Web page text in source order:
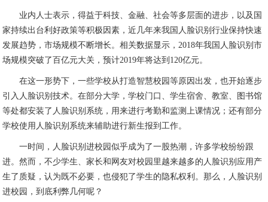
业内人士表示，得益于科技、金融、社会等多层面的进步，以及国
家持续出台利好政策等积极因素，近几年来我国人脸识别行业保持快速
发展趋势，市场规模不断增长。相关数据显示，2018年我国人脸识别市
场规模突破了百亿元大关，预计2019年将达到120亿元。
在这一形势下，一些学校从打造智慧校园等原因出发，也开始逐步
引入人脸识别技术。在部分大学，学校门口、学生宿舍、教室、图书馆
等处都安装了人脸识别系统，用来进行考勤和监测上课情况；还有部分
学校使用人脸识别系统来辅助进行新生报到工作。
一时间，人脸识别进校园似乎成为了一股热潮，许多学校纷纷跟
进。然而，不少学生、家长和网友对校园里越来越多的人脸识别应用产
生了质疑，认为既不必要，也侵犯了学生的隐私权利。那么，人脸识别
进校园，到底利弊几何呢？